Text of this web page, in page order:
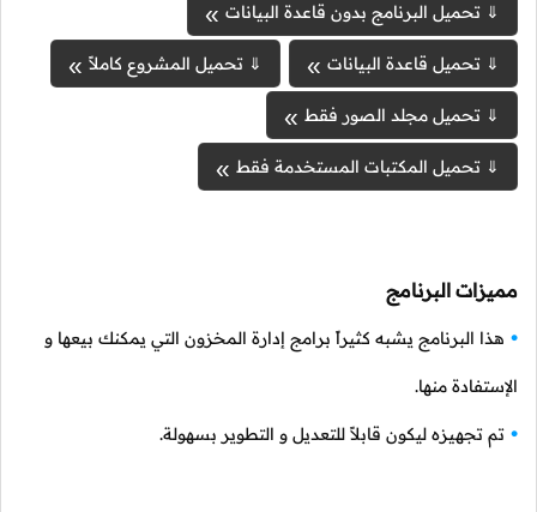
⇓ تحميل البرنامج بدون قاعدة البيانات
⇓ تحميل قاعدة البيانات ⇓ تحميل المشروع كاملاً
⇓ تحميل مجلد الصور فقط
⇓ تحميل المكتبات المستخدمة فقط
مميزات البرنامج
هذا البرنامج يشبه كثيراً برامج إدارة المخزون التي يمكنك بيعها و
الإستفادة منها.
تم تجهيزه ليكون قابلاً للتعديل و التطوير بسهولة.